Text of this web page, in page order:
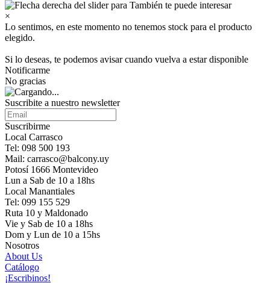
×
Lo sentimos, en este momento no tenemos stock para el producto
elegido.
Si lo deseas, te podemos avisar cuando vuelva a estar disponible
Notificarme
No gracias
Suscribite a nuestro newsletter
Suscribirme
Local Carrasco
Tel: 098 500 193
Mail: carrasco@balcony.uy
Potosí 1666 Montevideo
Lun a Sab de 10 a 18hs
Local Manantiales
Tel: 099 155 529
Ruta 10 y Maldonado
Vie y Sab de 10 a 18hs
Dom y Lun de 10 a 15hs
Nosotros
About Us
Catálogo
¡Escribinos!